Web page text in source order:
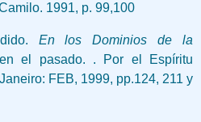
1991, p. 99,100
En los Dominios de la
el pasado. . Por el Espíritu
FEB, 1999, pp.124, 211 y